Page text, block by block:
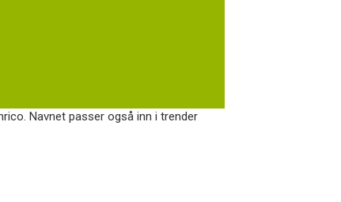
Navnet passer også inn i trender